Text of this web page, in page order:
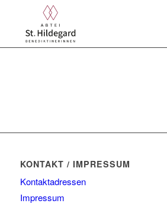
KONTAKT / IMPRESSUM
Kontaktadressen
Impressum